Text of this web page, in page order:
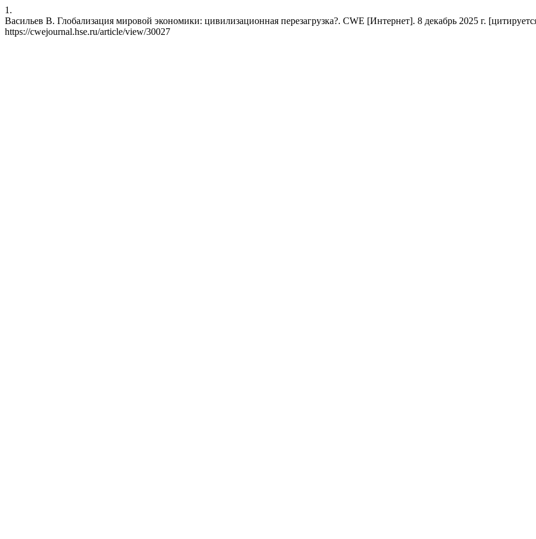
1.
Васильев В. Глобализация мировой экономики: цивилизационная перезагрузка?. CWE [Интернет]. 8 декабрь 2025 г.
https://cwejournal.hse.ru/article/view/30027